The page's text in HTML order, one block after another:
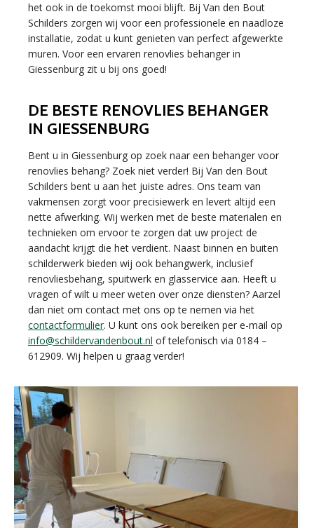
het ook in de toekomst mooi blijft. Bij Van den Bout
Schilders zorgen wij voor een professionele en naadloze
installatie, zodat u kunt genieten van perfect afgewerkte
muren. Voor een ervaren renovlies behanger in
Giessenburg zit u bij ons goed!
DE BESTE RENOVLIES BEHANGER
IN GIESSENBURG
Bent u in Giessenburg op zoek naar een behanger voor
renovlies behang? Zoek niet verder! Bij Van den Bout
Schilders bent u aan het juiste adres. Ons team van
vakmensen zorgt voor precisiewerk en levert altijd een
nette afwerking. Wij werken met de beste materialen en
technieken om ervoor te zorgen dat uw project de
aandacht krijgt die het verdient. Naast binnen en buiten
schilderwerk bieden wij ook behangwerk, inclusief
renovliesbehang, spuitwerk en glasservice aan. Heeft u
vragen of wilt u meer weten over onze diensten? Aarzel
dan niet om contact met ons op te nemen via het
contactformulier. U kunt ons ook bereiken per e-mail op
info@schildervandenbout.nl of telefonisch via 0184 –
612909. Wij helpen u graag verder!